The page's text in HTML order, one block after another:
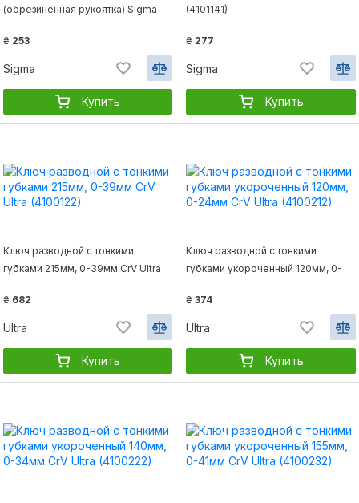
(обрезиненная рукоятка) Sigma
₴ 253
Sigma
Купить
(4101141)
₴ 277
Sigma
Купить
Ключ разводной с тонкими
губками 215мм, 0-39мм CrV Ultra
₴ 682
Ultra
Купить
Ключ разводной с тонкими
губками укороченный 120мм, 0-
₴ 374
Ultra
Купить